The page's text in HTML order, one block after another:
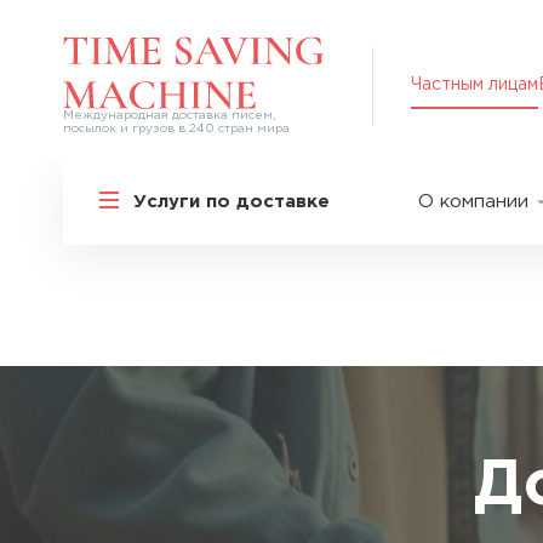
Международная доставка писем,
посылок и грузов в 240 стран мира
Частным лицам
Услуги по доставке
Международная доставка
Перевозка специальных грузов
Дополнительные услуги
О компании
Оплата
Упаковка